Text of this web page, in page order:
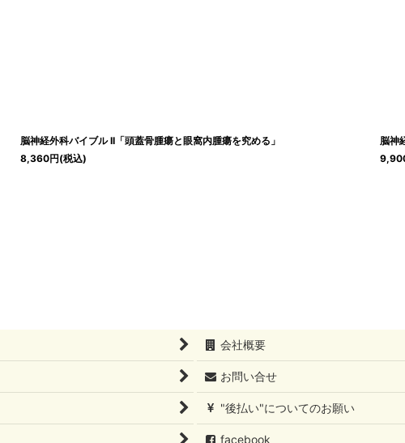
脳神経外科バイブル II「頭蓋骨腫瘍と眼窩内腫瘍を究める」
8,360円(税込)
脳神
会社概要
お問い合せ
"後払い"についてのお願い
facebook